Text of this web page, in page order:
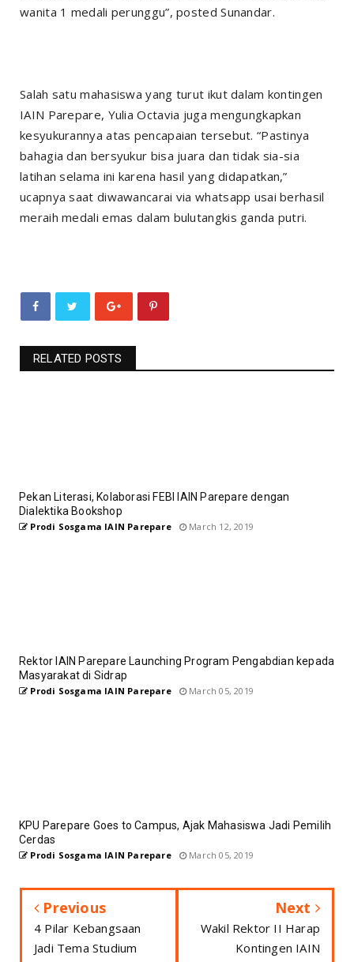
wanita 1 medali perunggu”, posted Sunandar.
Salah satu mahasiswa yang turut ikut dalam kontingen
IAIN Parepare, Yulia Octavia juga mengungkapkan
kesyukurannya atas pencapaian tersebut. “Pastinya
bahagia dan bersyukur bisa juara dan tidak sia-sia
latihan selama ini karena hasil yang didapatkan,”
ucapnya saat diwawancarai via whatsapp usai berhasil
meraih medali emas dalam bulutangkis ganda putri.
RELATED POSTS
Pekan Literasi, Kolaborasi FEBI IAIN Parepare dengan
Dialektika Bookshop
Prodi Sosgama IAIN Parepare March 12, 2019
Rektor IAIN Parepare Launching Program Pengabdian kepada
Masyarakat di Sidrap
Prodi Sosgama IAIN Parepare March 05, 2019
KPU Parepare Goes to Campus, Ajak Mahasiswa Jadi Pemilih
Cerdas
Prodi Sosgama IAIN Parepare March 05, 2019
Previous
4 Pilar Kebangsaan
Jadi Tema Studium
Next
Wakil Rektor II Harap
Kontingen IAIN